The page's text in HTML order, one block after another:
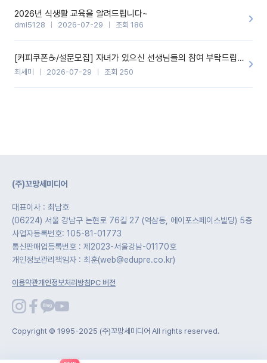
2026년 식생활 교육을 알려드립니다~
dml5128 2026-07-29 조회 186
[커피쿠폰☕️/설문모집] 자녀가 있으신 선생님들의 참여 부탁드립니다!!
최세미 2026-07-29 조회 250
(주)꼬망세미디어
대표이사 : 최남호
(06224) 서울 강남구 논현로 76길 27 (역삼동, 에이포스페이스빌딩) 5층
사업자등록번호: 105-81-01773
통신판매업등록번호 : 제2023-서울강남-01170호
개인정보관리책임자 : 최훈(web@edupre.co.kr)
이용약관개인정보처리방침PC 버전
Copyright © 1995-2025 (주)꼬망세미디어 All rights reserved.